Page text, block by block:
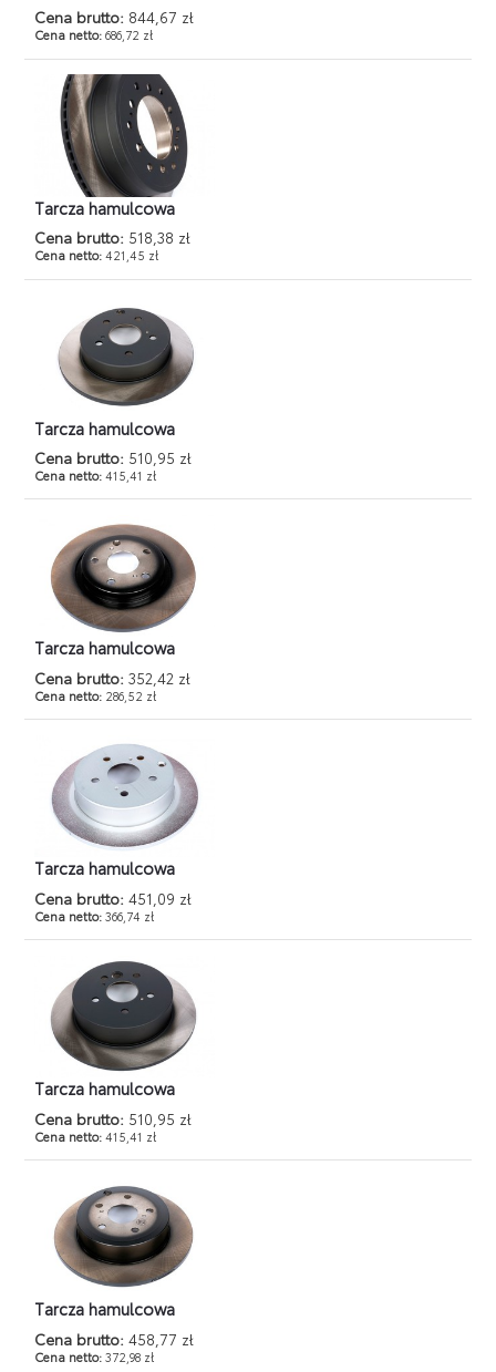
Cena brutto: 844,67 zł
Cena netto:686,72 zł
Tarcza hamulcowa
Cena brutto: 518,38 zł
Cena netto:421,45 zł
Tarcza hamulcowa
Cena brutto: 510,95 zł
Cena netto:415,41 zł
Tarcza hamulcowa
Cena brutto: 352,42 zł
Cena netto: 286,52 zł
Tarcza hamulcowa
Cena brutto: 451,09 zł
Cena netto:366,74 zł
Tarcza hamulcowa
Cena brutto: 510,95 zł
Cena netto:415,41 zł
Tarcza hamulcowa
Cena brutto: 458,77 zł
Cena netto:372,98 zł